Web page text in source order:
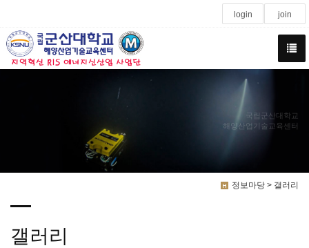
login join
국립군산대학교
해양산업기술교육센터
정보마당 > 갤러리
갤러리